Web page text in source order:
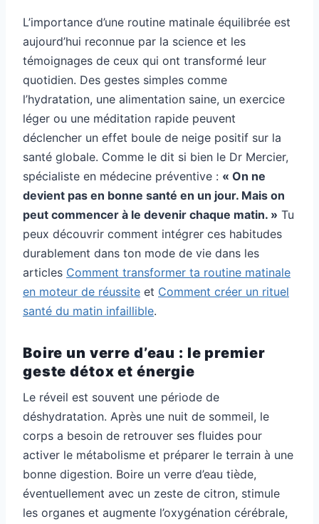
L’importance d’une routine matinale équilibrée est
aujourd’hui reconnue par la science et les
témoignages de ceux qui ont transformé leur
quotidien. Des gestes simples comme
l’hydratation, une alimentation saine, un exercice
léger ou une méditation rapide peuvent
déclencher un effet boule de neige positif sur la
santé globale. Comme le dit si bien le Dr Mercier,
spécialiste en médecine préventive : « On ne
devient pas en bonne santé en un jour. Mais on
peut commencer à le devenir chaque matin. » Tu
peux découvrir comment intégrer ces habitudes
durablement dans ton mode de vie dans les
articles Comment transformer ta routine matinale
en moteur de réussite et Comment créer un rituel
santé du matin infaillible.
Boire un verre d’eau : le premier
geste détox et énergie
Le réveil est souvent une période de
déshydratation. Après une nuit de sommeil, le
corps a besoin de retrouver ses fluides pour
activer le métabolisme et préparer le terrain à une
bonne digestion. Boire un verre d’eau tiède,
éventuellement avec un zeste de citron, stimule
les organes et augmente l’oxygénation cérébrale,